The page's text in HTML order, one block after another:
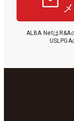
ALBA NetはR&A